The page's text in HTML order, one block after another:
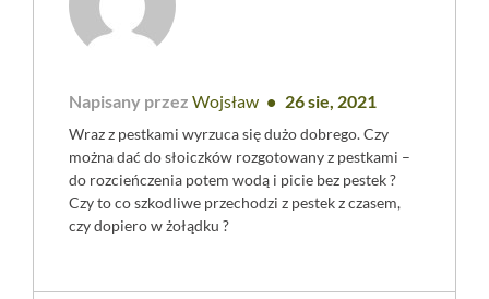
Napisany przez Wojsław 26 sie, 2021
Wraz z pestkami wyrzuca się dużo dobrego. Czy
można dać do słoiczków rozgotowany z pestkami –
do rozcieńczenia potem wodą i picie bez pestek ?
Czy to co szkodliwe przechodzi z pestek z czasem,
czy dopiero w żołądku ?